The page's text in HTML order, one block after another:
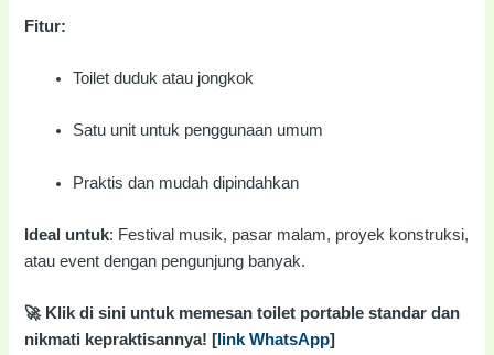
Fitur:
Toilet duduk atau jongkok
Satu unit untuk penggunaan umum
Praktis dan mudah dipindahkan
Ideal untuk: Festival musik, pasar malam, proyek konstruksi,
atau event dengan pengunjung banyak.
🚀 Klik di sini untuk memesan toilet portable standar dan
nikmati kepraktisannya! [ link WhatsApp]